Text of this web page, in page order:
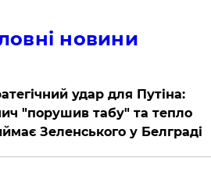
новини
удар для Путіна:
"порушив табу" та тепло
Зеленського у Белграді